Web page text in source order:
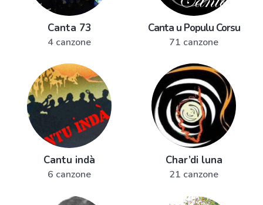
Canta 73
4 canzone
Canta u Populu Corsu
71 canzone
Cantu indà
6 canzone
Char’di luna
21 canzone